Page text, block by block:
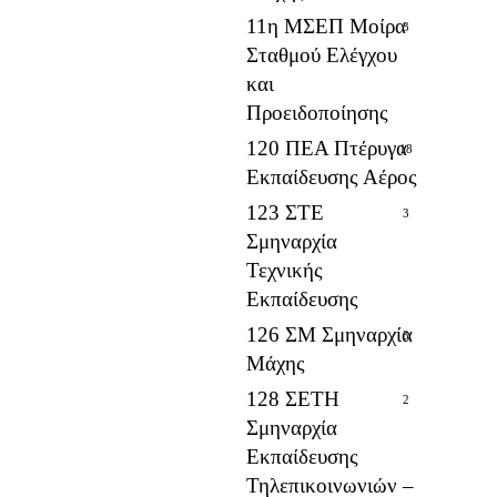
11η ΜΣΕΠ Μοίρα
Σταθμού Ελέγχου
και
Προειδοποίησης
3
120 ΠΕΑ Πτέρυγα
Εκπαίδευσης Αέρος
18
123 ΣΤΕ
Σμηναρχία
Τεχνικής
Εκπαίδευσης
3
126 ΣΜ Σμηναρχία
Μάχης
3
128 ΣΕΤΗ
Σμηναρχία
Εκπαίδευσης
Τηλεπικοινωνιών –
2